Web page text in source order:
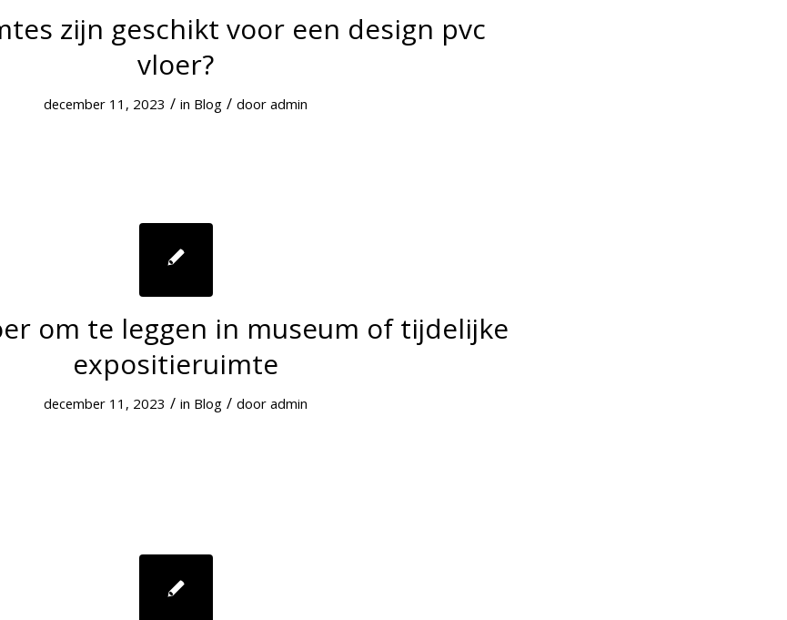
zijn geschikt voor een design pvc
vloer?
december 11, 2023 / in Blog / door admin
om te leggen in museum of tijdelijke
expositieruimte
december 11, 2023 / in Blog / door admin